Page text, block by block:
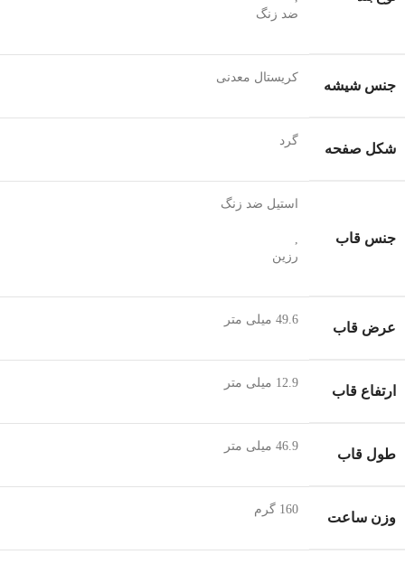
ضد زنگ
جنس شیشه
کریستال معدنی
شکل صفحه
گرد
جنس قاب
استیل ضد زنگ
رزین
عرض قاب
49.6 میلی متر
ارتفاع قاب
12.9 میلی متر
طول قاب
46.9 میلی متر
وزن ساعت
160 گرم